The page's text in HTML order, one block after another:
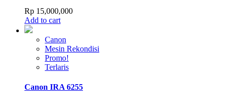
Rp 15,000,000
Add to cart
Canon
Mesin Rekondisi
Promo!
Terlaris
Canon IRA 6255